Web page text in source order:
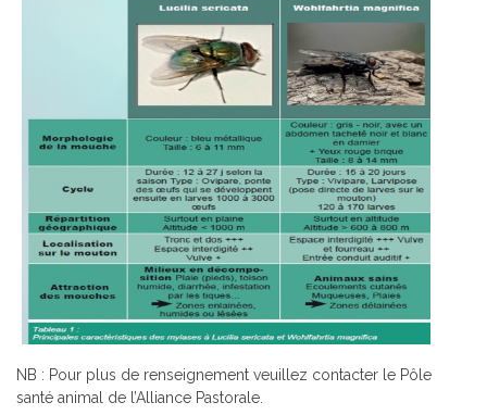
NB : Pour plus de renseignement veuillez contacter le Pôle
santé animal de l’Alliance Pastorale.